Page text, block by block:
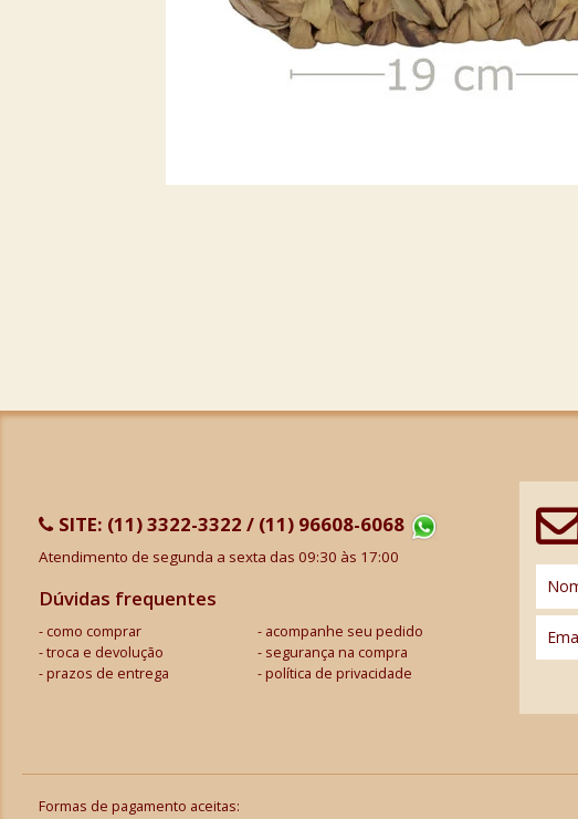
SITE: (11) 3322-3322 / (11) 96608-6068
Atendimento de segunda a sexta das 09:30 às 17:00
Dúvidas frequentes
como comprar
acompanhe seu pedido
troca e devolução
segurança na compra
prazos de entrega
política de privacidade
Formas de pagamento aceitas: